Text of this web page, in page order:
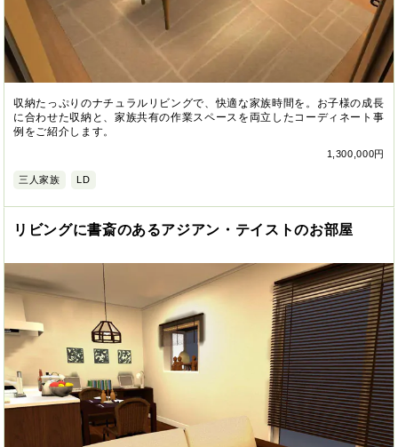
収納たっぷりのナチュラルリビングで、快適な家族時間を。お子様の成長
に合わせた収納と、家族共有の作業スペースを両立したコーディネート事
例をご紹介します。
1,300,000円
三人家族 LD
リビングに書斎のあるアジアン・テイストのお部屋